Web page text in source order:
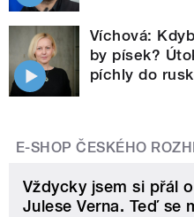
Víchová:
by písek?
píchly do
E-SHOP ČESKÉHO
Vždycky jsem si přál
Julese Verna. Teď se